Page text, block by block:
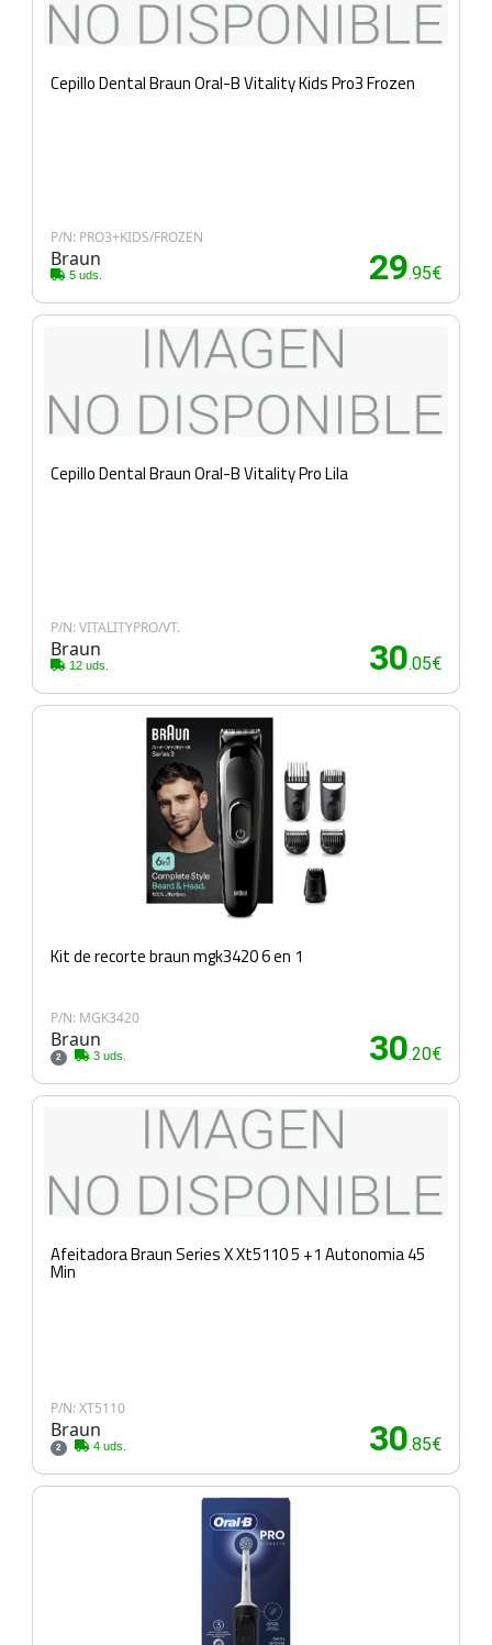
Cepillo Dental Braun Oral-B Vitality Kids Pro3 Frozen
P/N: PRO3+KIDS/FROZEN
Braun
5 uds. 29.95€
Cepillo Dental Braun Oral-B Vitality Pro Lila
P/N: VITALITYPRO/VT.
Braun
12 uds. 30.05€
Kit de recorte braun mgk3420 6 en 1
P/N: MGK3420
Braun
2 3 uds. 30.20€
Afeitadora Braun Series X Xt5110 5 +1 Autonomia 45
Min
P/N: XT5110
Braun
2 4 uds. 30.85€